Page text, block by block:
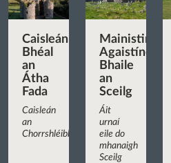
Caisleán
Bhéal
an
Átha
Fada
Caisleán
an
Chorrshléibhe
Mainistir
Agaistíneach
Bhaile
an
Sceilg
Áit
urnaí
eile do
mhanaigh
Sceilg